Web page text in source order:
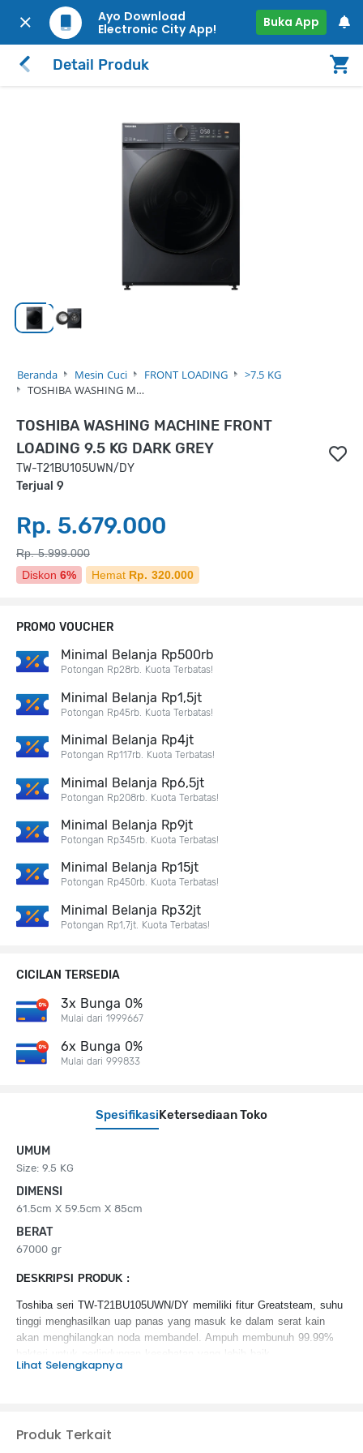
Ayo Download
Electronic City App!
Buka App
Detail Produk
Beranda Mesin Cuci FRONT LOADING
>7.5 KG
TOSHIBA WASHING M…
TOSHIBA WASHING MACHINE FRONT
LOADING 9.5 KG DARK GREY
TW-T21BU105UWN/DY
Terjual 9
Rp. 5.679.000
Rp. 5.999.000
Diskon 6% Hemat Rp. 320.000
SpesifikasiKetersediaan Toko
UMUM
Size: 9.5 KG
DIMENSI
61.5cm X 59.5cm X 85cm
BERAT
67000 gr
DESKRIPSI PRODUK :
Toshiba seri TW-T21BU105UWN/DY memiliki fitur Greatsteam, suhu
tinggi menghasilkan uap panas yang masuk ke dalam serat kain
akan menghilangkan noda membandel. Ampuh membunuh 99.99%
bakteri untuk perlindungan kesehatan yang lebih baik
Aroma+
Lihat Selengkapnya
PROMO VOUCHER
Minimal Belanja Rp500rb
Potongan Rp28rb. Kuota Terbatas!
Minimal Belanja Rp1,5jt
Potongan Rp45rb. Kuota Terbatas!
Minimal Belanja Rp4jt
Potongan Rp117rb. Kuota Terbatas!
Minimal Belanja Rp6,5jt
Potongan Rp208rb. Kuota Terbatas!
Minimal Belanja Rp9jt
Potongan Rp345rb. Kuota Terbatas!
Minimal Belanja Rp15jt
Potongan Rp450rb. Kuota Terbatas!
Minimal Belanja Rp32jt
Potongan Rp1,7jt. Kuota Terbatas!
CICILAN TERSEDIA
3x Bunga 0%
Mulai dari 1999667
6x Bunga 0%
Mulai dari 999833
Produk Terkait